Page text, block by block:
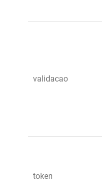
validacao
token